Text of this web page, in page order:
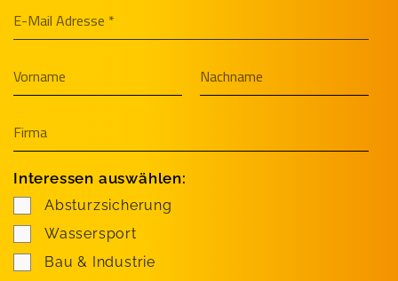
Interessen auswählen:
Absturzsicherung
Wassersport
Bau & Industrie